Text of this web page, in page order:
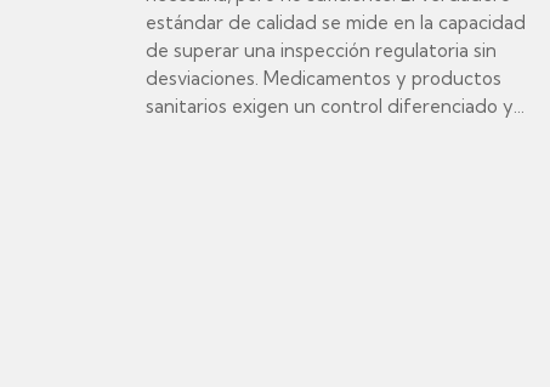
estándar de calidad se mide en la capacidad
de superar una inspección regulatoria sin
desviaciones. Medicamentos y productos
sanitarios exigen un control diferenciado y...